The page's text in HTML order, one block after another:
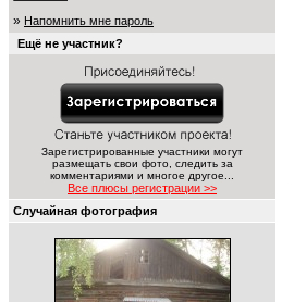
» Напомнить мне пароль
Ещё не участник?
Зарегистрированные участники могут
размещать свои фото, следить за
комментариями и многое другое...
Все плюсы регистрации >>
Случайная фотография